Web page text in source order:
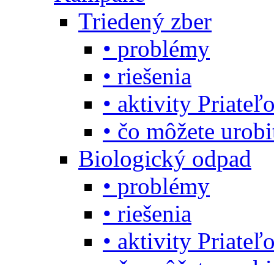
Triedený zber
• problémy
• riešenia
• aktivity
• čo môžete
Biologický odpad
• problémy
• riešenia
• aktivity